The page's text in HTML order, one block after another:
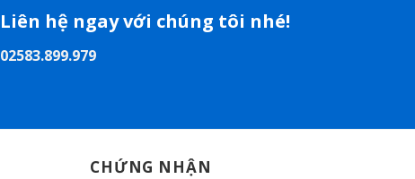
Liên hệ ngay với chúng tôi nhé!
02583.899.979
CHỨNG NHẬN